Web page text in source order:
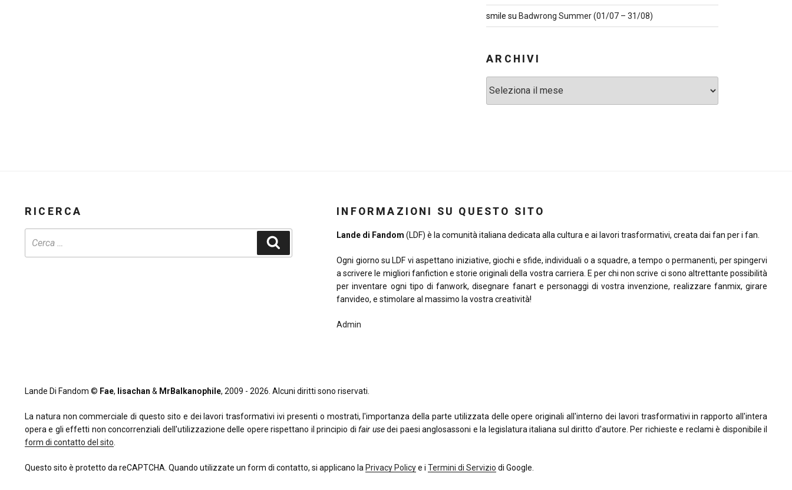
smile su Badwrong Summer (01/07 – 31/08)
ARCHIVI
RICERCA INFORMAZIONI SU QUESTO SITO
Lande di Fandom (LDF) è la comunità italiana dedicata alla cultura e ai lavori trasformativi, creata dai fan per i fan.
Ogni giorno su LDF vi aspettano iniziative, giochi e sfide, individuali o a squadre, a tempo o permanenti, per spingervi
a scrivere le migliori fanfiction e storie originali della vostra carriera. E per chi non scrive ci sono altrettante possibilità
per inventare ogni tipo di fanwork, disegnare fanart e personaggi di vostra invenzione, realizzare fanmix, girare
fanvideo, e stimolare al massimo la vostra creatività!
Admin
Lande Di Fandom © Fae, lisachan & MrBalkanophile, 2009 - 2026. Alcuni diritti sono riservati.
La natura non commerciale di questo sito e dei lavori trasformativi ivi presenti o mostrati, l'importanza della parte utilizzata delle opere originali all'interno dei lavori trasformativi in rapporto all'intera
opera e gli effetti non concorrenziali dell'utilizzazione delle opere rispettano il principio difair usedei paesi anglosassoni e la legislatura italiana sul diritto d'autore. Per richieste e reclami è disponibile il
form di contatto del sito.
Questo sito è protetto da reCAPTCHA. Quando utilizzate un form di contatto, si applicano la Privacy Policye i Termini di Servizio di Google.